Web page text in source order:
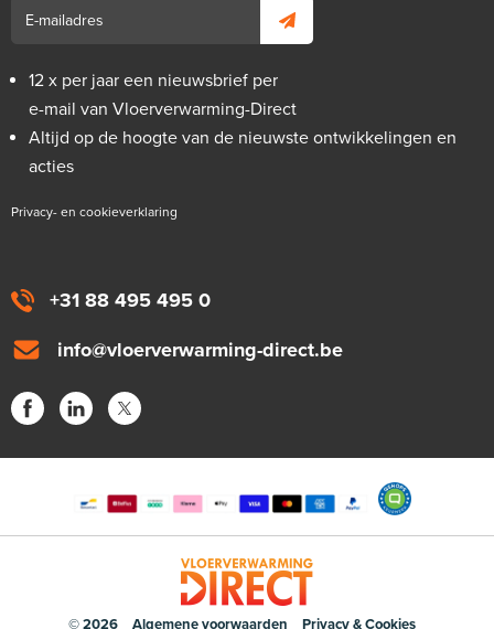
+31 88 495 495 0
info@vloerverwarming-direct.be
12 x per jaar een nieuwsbrief per
e-mail van Vloerverwarming-Direct
Altijd op de hoogte van de nieuwste ontwikkelingen en
acties
Privacy- en cookieverklaring
© 2026 Algemene voorwaarden Privacy & Cookies